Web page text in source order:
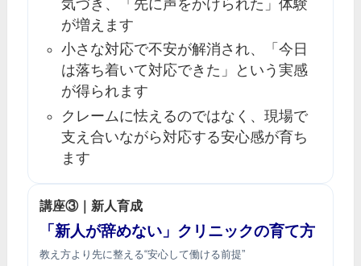
気づき、「先に声をかけられた」体験
が増えます
小さな対応で不安が解消され、「今日
は落ち着いて対応できた」という実感
が得られます
クレームに怯えるのではなく、現場で
支え合いながら対応する安心感が育ち
ます
講座③｜新人育成
「新人が辞めない」クリニックの育て方
教え方より先に整える“安心して働ける前提”